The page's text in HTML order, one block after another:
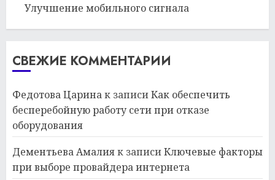
Улучшение мобильного сигнала
СВЕЖИЕ КОММЕНТАРИИ
Федотова Царинак записиКак обеспечить
бесперебойную работу сети при отказе
оборудования
Дементьева Амалияк записиКлючевые факторы
при выборе провайдера интернета